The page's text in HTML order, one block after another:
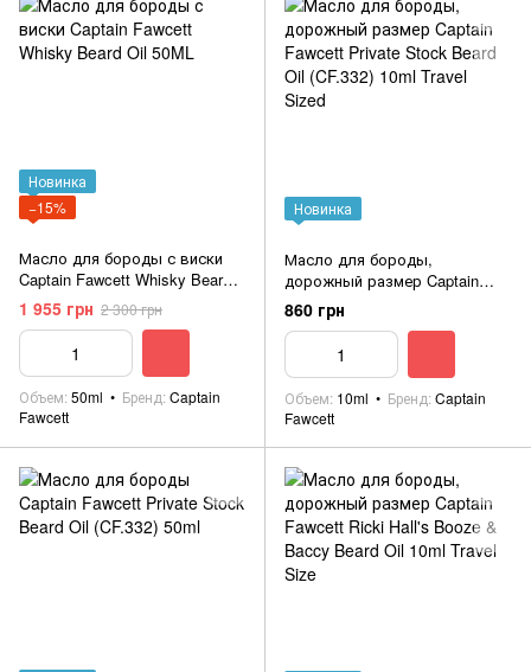
Новинка
−15%
Масло для бороды с виски
Captain Fawcett Whisky Beard
Oil 50ML
1 955 грн 2 300 грн
Объем 50ml Бренд Captain
Fawcett
Новинка
Масло для бороды,
дорожный размер Captain
Fawcett Private Stock Beard Oil
(CF.332) 10ml Travel Sized
860 грн
Объем 10ml Бренд Captain
Fawcett